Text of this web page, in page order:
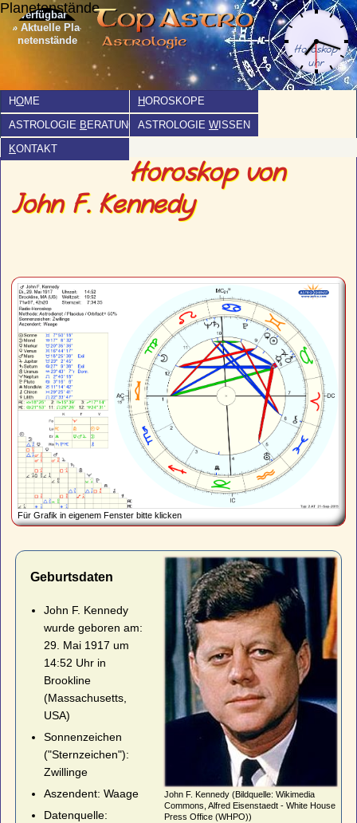
Planetenstände
» Aktuelle Pla­
netenstände
HOME HOROSKOPE
ASTROLOGIE B ERATUNG ASTROLOGIE W ISSEN
KONTAKT
Horoskop von
John F. Kennedy
Für Grafik in eigenem Fenster bitte klicken
John F. Kennedy (Bildquelle: Wikimedia
Commons, Alfred Eisenstaedt - White House
Press Office (WHPO))
Geburtsdaten
John F. Kennedy
wurde geboren am:
29. Mai 1917 um
14:52 Uhr in
Brookline
(Massachusetts,
USA)
Sonnenzeichen
("Sternzeichen"):
Zwillinge
Aszendent: Waage
Datenquelle: